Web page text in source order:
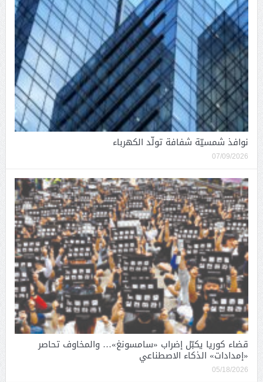
نوافذ شمسيّة شفافة تولّد الكهرباء
07/09/2026
قضاء كوريا يكبّل إضراب «سامسونغ»… والمخاوف تحاصر
«إمدادات» الذكاء الاصطناعي
05/18/2026